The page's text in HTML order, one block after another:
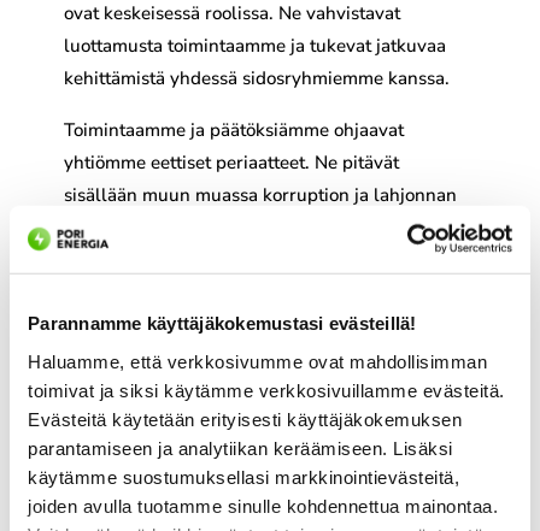
Parannamme käyttäjäkokemustasi evästeillä!
Haluamme, että verkkosivumme ovat mahdollisimman
toimivat ja siksi käytämme verkkosivuillamme evästeitä.
Evästeitä käytetään erityisesti käyttäjäkokemuksen
parantamiseen ja analytiikan keräämiseen. Lisäksi
käytämme suostumuksellasi markkinointievästeitä,
joiden avulla tuotamme sinulle kohdennettua mainontaa.
ovat keskeisessä roolissa. Ne vahvistavat
luottamusta toimintaamme ja tukevat jatkuvaa
kehittämistä yhdessä sidosryhmiemme kanssa.
Toimintaamme ja päätöksiämme ohjaavat
yhtiömme eettiset periaatteet. Ne pitävät
sisällään muun muassa korruption ja lahjonnan
vastaiset linjaukset sekä kaikkien yhdenvertaisen
kohtelun. Kiinnitämme erityistä huomiota myös
kumppaneiltamme samoja eettisiä periaatteita
kuin omassa toiminnassamme ja olemme
sisällyttäneet periaatteet myös osaksi
hankintaprosessejamme.
Kehitämme toimintaamme jatkuvasti
varmistaaksemme energian toimitusvarmuuden